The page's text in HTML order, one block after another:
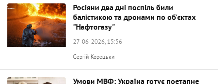
Росіяни два дні поспіль били
балістикою та дронами по об'єктах
"Нафтогазу"
27-06-2026, 15:56
Сергій Корецьки
Умови МВФ: Україна готує поетапне